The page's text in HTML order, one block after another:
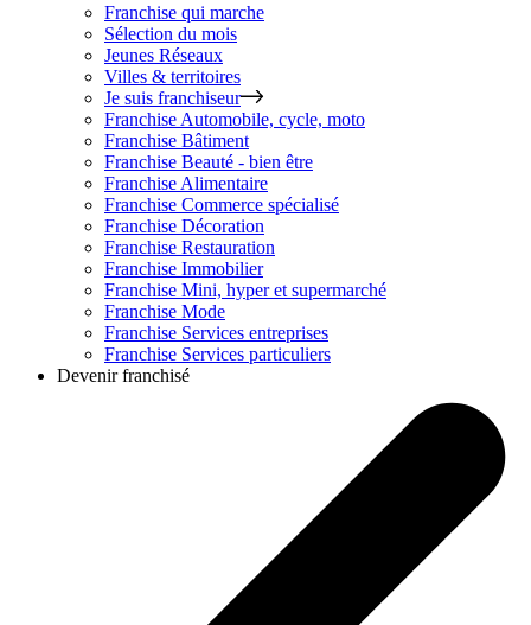
Franchise qui marche
Sélection du mois
Jeunes Réseaux
Villes & territoires
Je suis franchiseur
Franchise Automobile, cycle, moto
Franchise Bâtiment
Franchise Beauté - bien être
Franchise Alimentaire
Franchise Commerce spécialisé
Franchise Décoration
Franchise Restauration
Franchise Immobilier
Franchise Mini, hyper et supermarché
Franchise Mode
Franchise Services entreprises
Franchise Services particuliers
Devenir franchisé